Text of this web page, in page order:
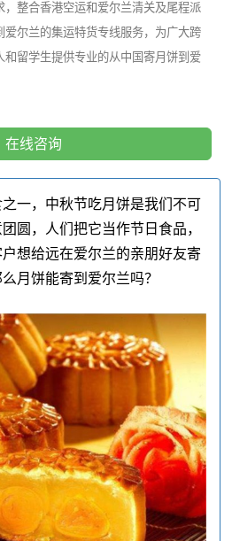
，整合香港空运和爱尔兰清关及尾程派
爱尔兰的集运特货专线服务，为广大跨
和留学生提供专业的从中国寄月饼到爱
在线咨询
一，中秋节吃月饼是我们不可
圆，人们把它当作节日食品，
想给远在爱尔兰的亲朋好友寄
月饼能寄到爱尔兰吗？